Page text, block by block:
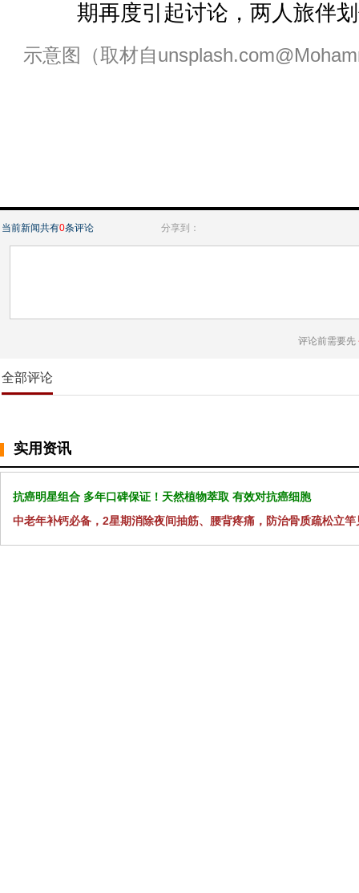
示意图（取材自
当前新闻共有0条评论 分享到：
评论前需要先
全部评论
实用资讯
抗癌明星组合 多年口碑保证！天然植物萃取 有效对抗癌细胞
中老年补钙必备，2星期消除夜间抽筋、腰背疼痛，防治骨质疏松立竿